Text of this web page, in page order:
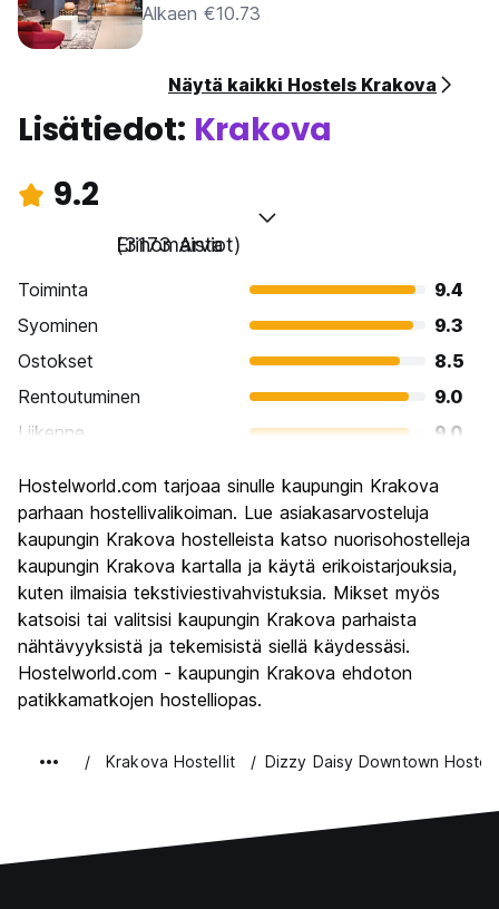
Alkaen €10.73
Näytä kaikki Hostels Krakova
Lisätiedot: Krakova
9.2
Erinomaista
(3173 Arviot)
Toiminta
9.4
Syominen
9.3
Ostokset
8.5
Rentoutuminen
9.0
Liikenne
9.0
Kulttuuri
Yöelämä
9.0
Rahanarvoinen
9.5
Hostelworld.com tarjoaa sinulle kaupungin Krakova
parhaan hostellivalikoiman. Lue asiakasarvosteluja
kaupungin Krakova hostelleista katso nuorisohostelleja
kaupungin Krakova kartalla ja käytä erikoistarjouksia,
kuten ilmaisia tekstiviestivahvistuksia. Mikset myös
katsoisi tai valitsisi kaupungin Krakova parhaista
nähtävyyksistä ja tekemisistä siellä käydessäsi.
Hostelworld.com - kaupungin Krakova ehdoton
patikkamatkojen hostelliopas.
Krakova Hostellit Dizzy Daisy Downtown Hostel